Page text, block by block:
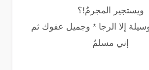
ويستجير المجرمُ!؟
إلا الرجا * وجميل عفوك ثم
إني مسلمُ